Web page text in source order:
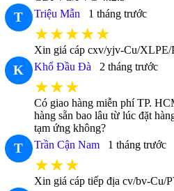
T Triệu Mẫn 1 tháng trước
★★★★★
Xin giá cáp cxv/yjv-Cu/XLPE/
K Khổ Đầu Đà 2 tháng trước
★★★
Có giao hàng miễn phí TP.
hàng sẵn bao lâu từ lúc đặt
tạm ứng không?
T Trần Cận Nam 1 tháng trước
★★★
Xin giá cáp tiếp địa cv/bv-Cu/